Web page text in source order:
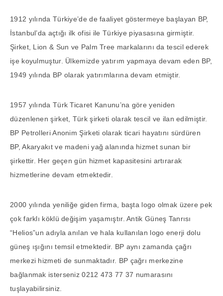
1912 yılında Türkiye’de de faaliyet göstermeye başlayan BP,
İstanbul’da açtığı ilk ofisi ile Türkiye piyasasına girmiştir.
Şirket, Lion & Sun ve Palm Tree markalarını da tescil ederek
işe koyulmuştur. Ülkemizde yatırım yapmaya devam eden BP,
1949 yılında BP olarak yatırımlarına devam etmiştir.
1957 yılında Türk Ticaret Kanunu’na göre yeniden
düzenlenen şirket, Türk şirketi olarak tescil ve ilan edilmiştir.
BP Petrolleri Anonim Şirketi olarak ticari hayatını sürdüren
BP, Akaryakıt ve madeni yağ alanında hizmet sunan bir
şirkettir. Her geçen gün hizmet kapasitesini artırarak
hizmetlerine devam etmektedir.
2000 yılında yeniliğe giden firma, başta logo olmak üzere pek
çok farklı köklü değişim yaşamıştır. Antik Güneş Tanrısı
“Helios”un adıyla anılan ve hala kullanılan logo enerji dolu
güneş ışığını temsil etmektedir. BP aynı zamanda çağrı
merkezi hizmeti de sunmaktadır. BP çağrı merkezine
bağlanmak isterseniz 0212 473 77 37 numarasını
tuşlayabilirsiniz.